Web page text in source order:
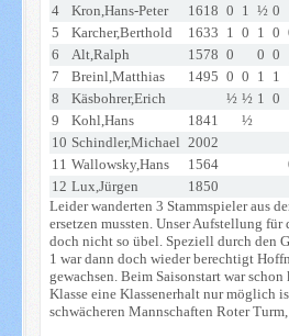
4
Kron,Hans-Peter 1618 0 1 ½ 0
5
Karcher,Berthold 1633 1 0 1 0
6
Alt,Ralph 1578 0 0 0
7
Breinl,Matthias 1495 0 0 1 1
8
Käsbohrer,Erich ½ ½ 1 0
9
Kohl,Hans 1841 ½
10 Schindler,Michael 2002
11 Wallowsky,Hans 1564
12 Lux,Jürgen 1850
Leider wanderten 3 Stammspieler aus
ersetzen mussten. Unser Aufstellung für
doch nicht so übel. Speziell durch den
1 war dann doch wieder berechtigt
gewachsen. Beim Saisonstart war schon
Klasse eine Klassenerhalt nur möglich
schwächeren Mannschaften Roter